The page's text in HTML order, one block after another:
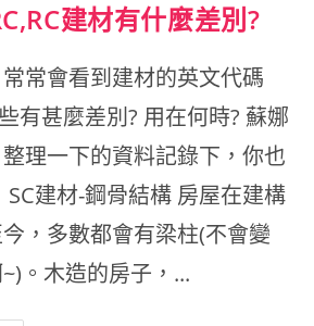
建材有什麼差別?
常會看到建材的英文代碼
有甚麼差別? 用在何時? 蘇娜
理一下的資料記錄下，你也
建材-鋼骨結構 房屋在建構
，多數都會有梁柱(不會變
。木造的房子，...